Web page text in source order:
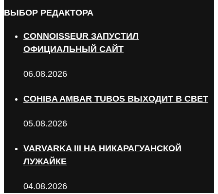
ВЫБОР РЕДАКТОРА
CONNOISSEUR ЗАПУСТИЛ
ОФИЦИАЛЬНЫЙ САЙТ
06.08.2026
COHIBA AMBAR TUBOS ВЫХОДИТ В СВЕТ
05.08.2026
VARVARKA III НА НИКАРАГУАНСКОЙ
ЛУЖАЙКЕ
04.08.2026